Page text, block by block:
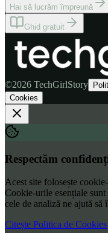
Hai să lucrăm împreună
Ghid gratuit
©2026 TechGirlStory
Cookies
Respectăm
Acest site folosește
Cookie-urile esențiale
cele de analiză ne ajută
Citește Politica de Cookies